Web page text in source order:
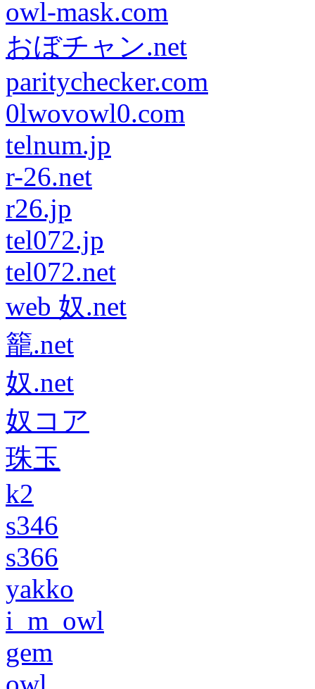
owl-mask.com
おぼチャン.net
paritychecker.com
0lwovowl0.com
telnum.jp
r-26.net
r26.jp
tel072.jp
tel072.net
web 奴.net
籠.net
奴.net
奴コア
珠玉
k2
s346
s366
yakko
i_m_owl
gem